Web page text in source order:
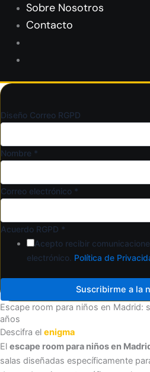
Sobre Nosotros
Contacto
Diseño Correo RGPD
Nombre *
Correo electrónico *
Acuerdo RGPD *
Acepto recibir
electrónico. Política de
Suscribirme a la
Escape room para niños en Madrid:
años
Descifra el enigma
El escape room para niños en
salas diseñadas específicamente